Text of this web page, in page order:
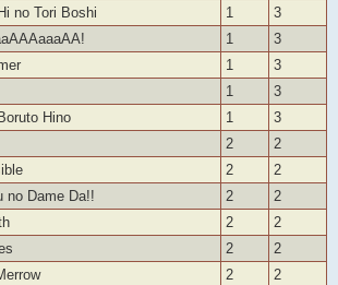
no Tori Boshi 1
3
1
3
1
3
1
3
Hino 1
3
2
2
2
2
no Dame Da!! 2
2
2
2
2
2
2
2